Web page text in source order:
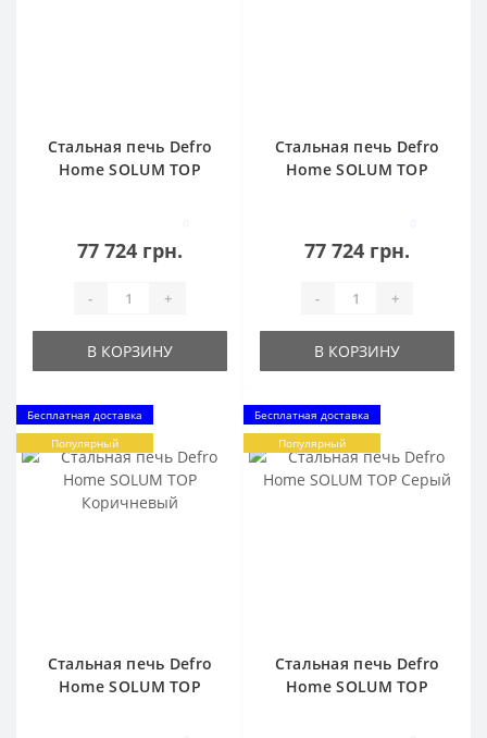
Стальная печь Defro
Home SOLUM TOP
77 724 грн.
- +
В КОРЗИНУ
Стальная печь Defro
Home SOLUM TOP
77 724 грн.
- +
В КОРЗИНУ
Бесплатная доставка
Популярный
Стальная печь Defro
Home SOLUM TOP
Бесплатная доставка
Популярный
Стальная печь Defro
Home SOLUM TOP